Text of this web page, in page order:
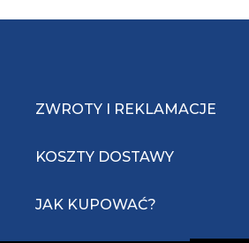
ZWROTY I REKLAMACJE
KOSZTY DOSTAWY
JAK KUPOWAĆ?